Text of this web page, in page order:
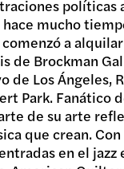
políticas
mucho
a
de Brockman
Los Ángeles,
Park. Fanático
de su arte
que crean.
en el jazz